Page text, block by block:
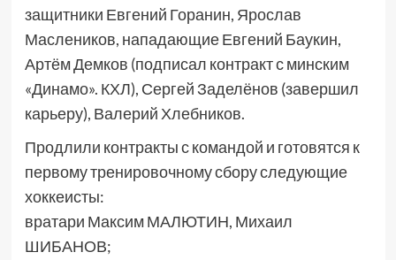
защитники Евгений Горанин, Ярослав
Маслеников, нападающие Евгений Баукин,
Артём Демков (подписал контракт с минским
«Динамо». КХЛ), Сергей Заделёнов (завершил
карьеру), Валерий Хлебников.
Продлили контракты с командой и готовятся к
первому тренировочному сбору следующие
хоккеисты:
вратари Максим МАЛЮТИН, Михаил
ШИБАНОВ;